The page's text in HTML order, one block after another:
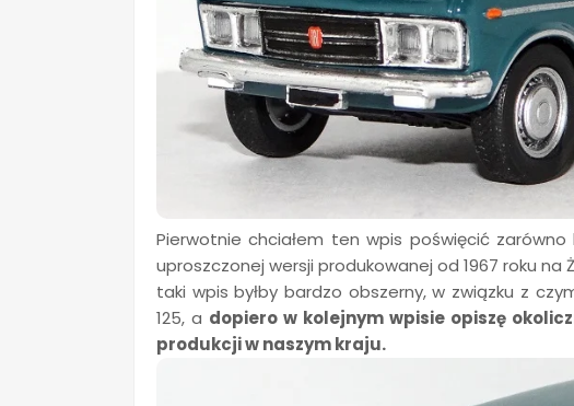
Pierwotnie chciałem ten wpis poświęcić
uproszczonej wersji produkowanej od 1967 roku na
taki wpis byłby bardzo obszerny, w związku z
125, a dopiero w kolejnym wpisie opiszę
produkcji w naszym kraju.